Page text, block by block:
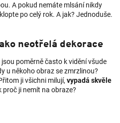
A pokud nemáte mlsání nikdy
po celý rok. A jak? Jednoduše.
neotřelá dekorace
poměrně často k vidění všude
u někoho obraz se zmrzlinou?
ji všichni milují, vypadá skvěle
proč ji nemít na obraze?